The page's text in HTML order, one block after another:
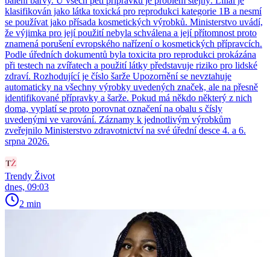
klasifikován jako látka toxická pro reprodukci kategorie 1B a nesmí
se používat jako přísada kosmetických výrobků. Ministerstvo uvádí,
že výjimka pro její použití nebyla schválena a její přítomnost proto
znamená porušení evropského nařízení o kosmetických přípravcích.
Podle úředních dokumentů byla toxicita pro reprodukci prokázána
při testech na zvířatech a použití látky představuje riziko pro lidské
zdraví. Rozhodující je číslo šarže Upozornění se nevztahuje
automaticky na všechny výrobky uvedených značek, ale na přesně
identifikované přípravky a šarže. Pokud má někdo některý z nich
doma, vyplatí se proto porovnat označení na obalu s čísly
uvedenými ve varování. Záznamy k jednotlivým výrobkům
zveřejnilo Ministerstvo zdravotnictví na své úřední desce 4. a 6.
srpna 2026.
Trendy Život
dnes, 09:03
2 min